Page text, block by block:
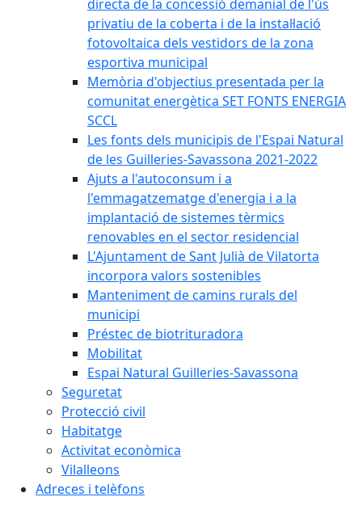
directa de la concessió demanial de l'ús
privatiu de la coberta i de la instal·lació
fotovoltaica dels vestidors de la zona
esportiva municipal
Memòria d'objectius presentada per la
comunitat energètica SET FONTS ENERGIA
SCCL
Les fonts dels municipis de l'Espai Natural
de les Guilleries-Savassona 2021-2022
Ajuts a l'autoconsum i a
l'emmagatzematge d'energia i a la
implantació de sistemes tèrmics
renovables en el sector residencial
L'Ajuntament de Sant Julià de Vilatorta
incorpora valors sostenibles
Manteniment de camins rurals del
municipi
Préstec de biotrituradora
Mobilitat
Espai Natural Guilleries-Savassona
Seguretat
Protecció civil
Habitatge
Activitat econòmica
Vilalleons
Adreces i telèfons